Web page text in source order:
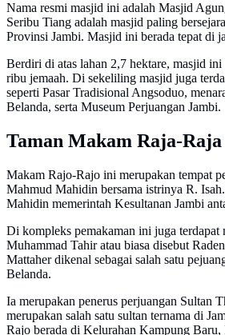
Nama resmi masjid ini adalah Masjid
Seribu Tiang adalah masjid paling
Provinsi Jambi. Masjid ini berada tepat di
Berdiri di atas lahan 2,7 hektare, masjid
ribu jemaah. Di sekeliling masjid juga
seperti Pasar Tradisional Angsoduo,
Belanda, serta Museum Perjuangan Jambi.
Taman Makam Raja-Raja
Makam Rajo-Rajo ini merupakan tempat
Mahmud Mahidin bersama istrinya R.
Mahidin memerintah Kesultanan Jambi
Di kompleks pemakaman ini juga terdapat
Muhammad Tahir atau biasa disebut
Mattaher dikenal sebagai salah satu
Belanda.
Ia merupakan penerus perjuangan Sultan
merupakan salah satu sultan ternama di
Rajo berada di Kelurahan Kampung